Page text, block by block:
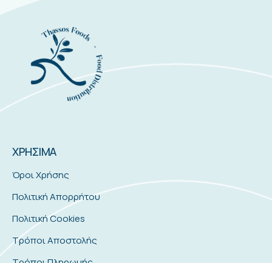
ΧΡΗΣΙΜΑ
Όροι Χρήσης
Πολιτική Απορρήτου
Πολιτική Cookies
Τρόποι Αποστολής